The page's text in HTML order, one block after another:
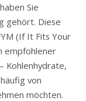
Sie
gehört. Diese
(If It Fits Your
empfohlener
Kohlenhydrate,
von
möchten.